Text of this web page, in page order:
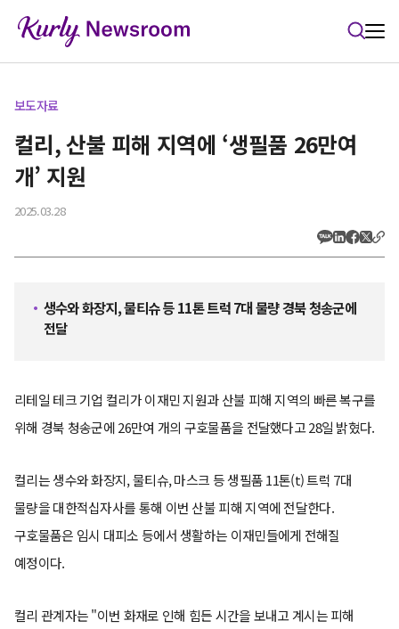
보도자료
컬리, 산불 피해 지역에 ‘생필품 26만여
개’ 지원
2025.03.28
생수와 화장지, 물티슈 등 11톤 트럭 7대 물량 경북 청송군에
전달
리테일 테크 기업 컬리가 이재민 지원과 산불 피해 지역의 빠른 복구를
위해 경북 청송군에 26만여 개의 구호물품을 전달했다고 28일 밝혔다.
컬리는 생수와 화장지, 물티슈, 마스크 등 생필품 11톤(t) 트럭 7대
물량을 대한적십자사를 통해 이번 산불 피해 지역에 전달한다.
구호물품은 임시 대피소 등에서 생활하는 이재민들에게 전해질
예정이다.
컬리 관계자는 "이번 화재로 인해 힘든 시간을 보내고 계시는 피해